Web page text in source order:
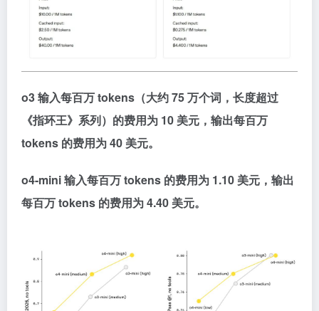
o3 输入每百万 tokens（大约 75 万个词，长度超过
《指环王》系列）的费用为 10 美元，输出每百万
tokens 的费用为 40 美元。
o4-mini 输入每百万 tokens 的费用为 1.10 美元，输出
每百万 tokens 的费用为 4.40 美元。